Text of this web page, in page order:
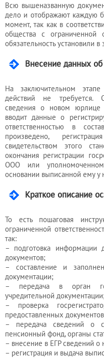
Всю вышеназванную
дело и отображают каждую
момент, так как в
общества с ограниченной
обязательность установили
Внесение данных
На заключительном
действий не требуется.
сведения о новом юрлице
вводит данные о
ответственностью в
произведено,
свидетельством этого
окончания регистрации
ООО или
основании выписанной ему у
Краткое описание
То есть пошаговая
ограниченной
так:
– подготовка информации
документов;
– составление и
документации;
– передача в орган
учредительной
– проверка
предоставленных
– передача сведений о
пенсионный фонд, органы
– внесение в ЕГР сведений
– регистрация и выдача